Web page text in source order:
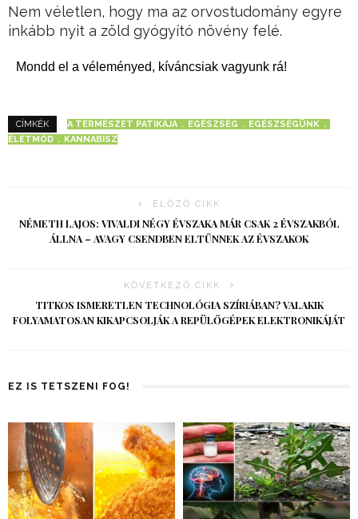
Nem véletlen, hogy ma az orvostudomány egyre
inkább nyit a zöld gyógyító növény felé.
Mondd el a véleményed, kíváncsiak vagyunk rá!
CÍMKÉK A TERMÉSZET PATIKÁJA EGÉSZSÉG
EGÉSZSÉGÜNK
ÉLETMÓD
KANNABISZ
ELŐZŐ CIKK
NÉMETH LAJOS: VIVALDI NÉGY ÉVSZAKA MÁR CSAK 2 ÉVSZAKBÓL
ÁLLNA – AVAGY CSENDBEN ELTŰNNEK AZ ÉVSZAKOK
KÖVETKEZŐ CIKK
TITKOS ISMERETLEN TECHNOLÓGIA SZÍRIÁBAN? VALAKIK
FOLYAMATOSAN KIKAPCSOLJÁK A REPÜLŐGÉPEK ELEKTRONIKÁJÁT
EZ IS TETSZENI FOG!